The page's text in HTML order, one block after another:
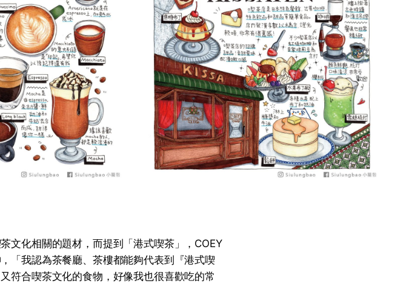
文化相關的題材，而提到「港式喫茶」，COEY
「我認為茶餐廳、茶樓都能夠代表到『港式喫
符合喫茶文化的食物，好像我也很喜歡吃的常